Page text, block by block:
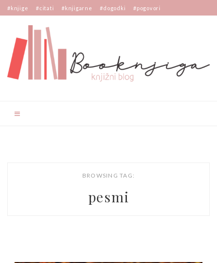
#knjige #citati #knjigarne #dogodki #pogovori
BROWSING TAG:
pesmi